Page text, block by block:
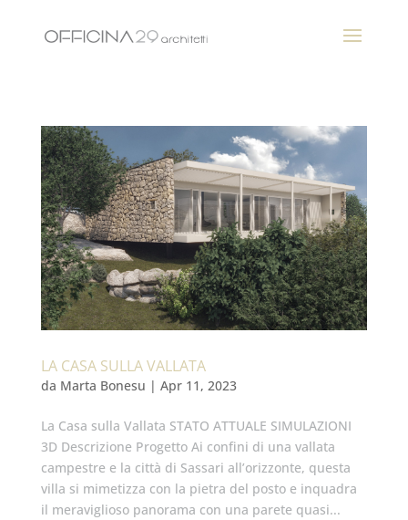
LA CASA SULLA VALLATA
da Marta Bonesu | Apr 11, 2023
La Casa sulla Vallata STATO ATTUALE SIMULAZIONI
3D Descrizione Progetto Ai confini di una vallata
campestre e la città di Sassari all’orizzonte, questa
villa si mimetizza con la pietra del posto e inquadra
il meraviglioso panorama con una parete quasi...